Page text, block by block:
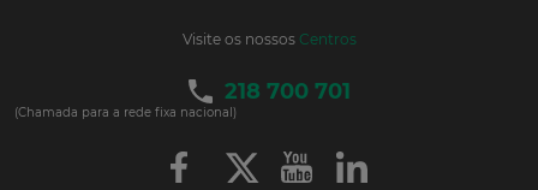
Visite os nossos Centros
218 700 701
(Chamada para a rede fixa nacional)